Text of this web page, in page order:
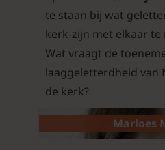
te staan bij wat
kerk-zijn met elkaar te
Wat vraagt de
laaggeletterdheid van
de kerk?
Marloes